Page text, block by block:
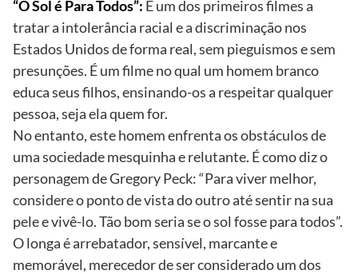
“O Sol é Para Todos”: É um dos primeiros filmes a
tratar a intolerância racial e a discriminação nos
Estados Unidos de forma real, sem pieguismos e sem
presunções. É um filme no qual um homem branco
educa seus filhos, ensinando-os a respeitar qualquer
pessoa, seja ela quem for.
No entanto, este homem enfrenta os obstáculos de
uma sociedade mesquinha e relutante. É como diz o
personagem de Gregory Peck: “Para viver melhor,
considere o ponto de vista do outro até sentir na sua
pele e vivê-lo. Tão bom seria se o sol fosse para todos”.
O longa é arrebatador, sensível, marcante e
memorável, merecedor de ser considerado um dos